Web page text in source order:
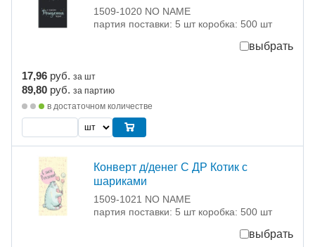
1509-1020 NO NAME
партия поставки: 5 шт коробка: 500 шт
выбрать
17,96 руб. за шт
89,80 руб. за партию
в достаточном количестве
Конверт д/денег С ДР Котик с
шариками
1509-1021 NO NAME
партия поставки: 5 шт коробка: 500 шт
выбрать